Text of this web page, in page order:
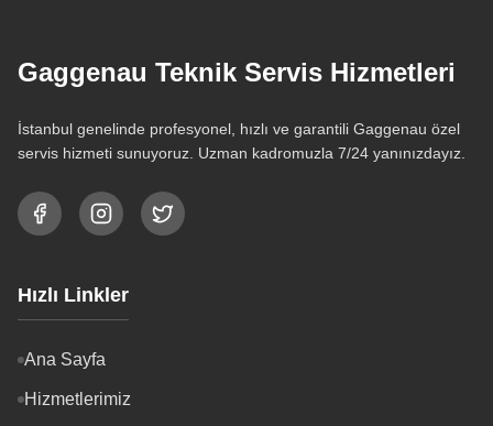
Gaggenau Teknik Servis Hizmetleri
İstanbul genelinde profesyonel, hızlı ve garantili Gaggenau özel
servis hizmeti sunuyoruz. Uzman kadromuzla 7/24 yanınızdayız.
Hızlı Linkler
Ana Sayfa
Hizmetlerimiz